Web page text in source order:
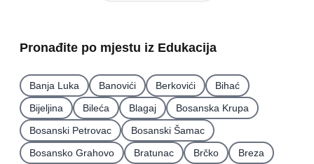
Pronađite po mjestu iz Edukacija
Banja Luka Banovići Berkovići
Bihać
Bijeljina
Bileća Blagaj
Bosanska Krupa
Bosanski Petrovac
Bosanski Šamac
Bosansko Grahovo
Bratunac Brčko
Breza